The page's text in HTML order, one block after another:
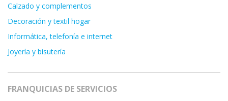
Calzado y complementos
Decoración y textil hogar
Informática, telefonía e internet
Joyería y bisutería
FRANQUICIAS DE SERVICIOS